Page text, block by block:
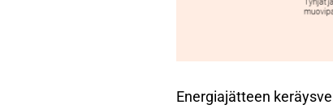
Energiajätteen